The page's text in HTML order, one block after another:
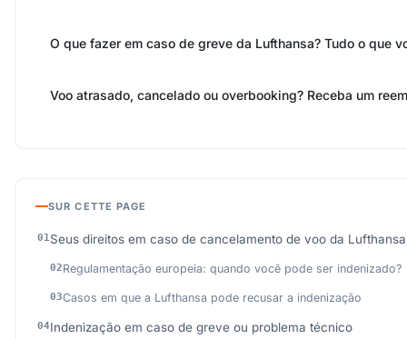
O que fazer em caso de greve da Lufthansa? Tudo o que
Voo atrasado, cancelado ou overbooking? Receba um
SUR CETTE PAGE
Seus direitos em caso de cancelamento de voo da Lufthansa
Regulamentação europeia: quando você pode ser indenizado?
Casos em que a Lufthansa pode recusar a indenização
Indenização em caso de greve ou problema técnico